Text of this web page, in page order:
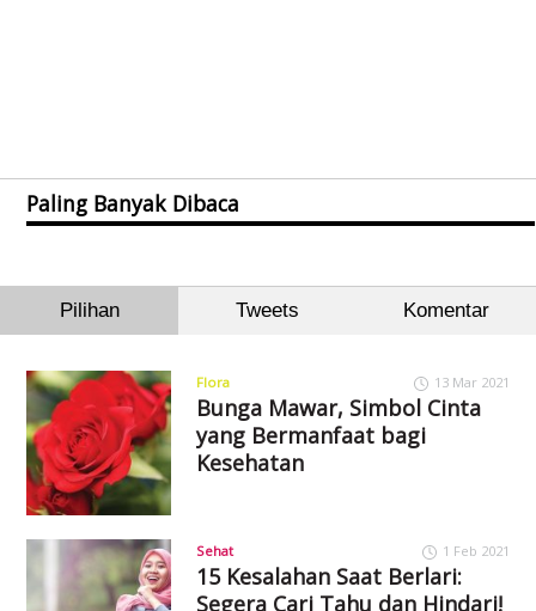
Paling Banyak Dibaca
Pilihan Tweets Komentar
Flora 13 Mar 2021
Bunga Mawar, Simbol Cinta
yang Bermanfaat bagi
Kesehatan
Sehat 1 Feb 2021
15 Kesalahan Saat Berlari:
Segera Cari Tahu dan Hindari!